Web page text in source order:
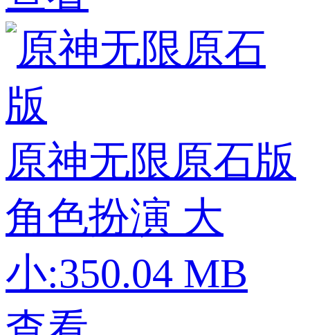
原神无限原石版
角色扮演 大
小:350.04 MB